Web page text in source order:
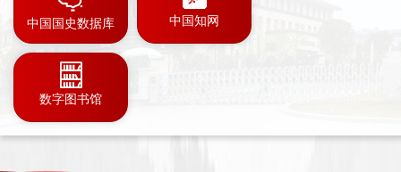
中国国史数据库 中国知网
数字图书馆